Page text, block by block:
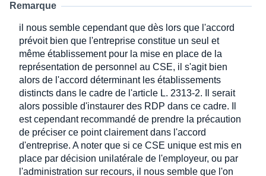
Remarque
il nous semble cependant que dès lors que l'accord
prévoit bien que l'entreprise constitue un seul et
même établissement pour la mise en place de la
représentation de personnel au CSE, il s'agit bien
alors de l'accord déterminant les établissements
distincts dans le cadre de l'article L. 2313-2. Il serait
alors possible d'instaurer des RDP dans ce cadre. Il
est cependant recommandé de prendre la précaution
de préciser ce point clairement dans l'accord
d'entreprise. A noter que si ce CSE unique est mis en
place par décision unilatérale de l'employeur, ou par
l'administration sur recours, il nous semble que l'on